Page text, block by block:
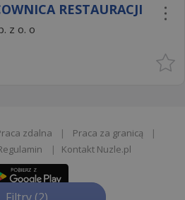
RESTAURACJI
z o. o
zdalna | Praca za granicą
|
| Kontakt Nuzle.pl